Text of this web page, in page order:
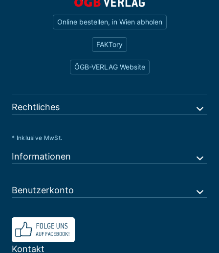
Online bestellen, in Wien abholen
FAKTory
ÖGB-VERLAG Website
Rechtliches
* Inklusive MwSt.
Informationen
Benutzerkonto
Kontakt